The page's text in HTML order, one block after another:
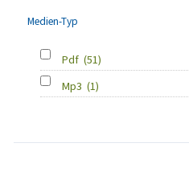
Medien-Typ
Pdf (51)
Mp3 (1)